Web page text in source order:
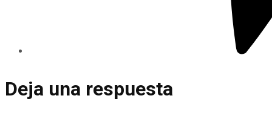
Deja una respuesta